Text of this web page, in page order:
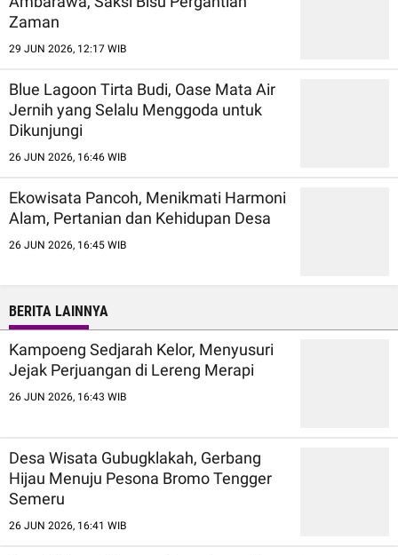
Zaman
29 JUN 2026, 12:17 WIB
Blue Lagoon Tirta Budi, Oase Mata Air
Jernih yang Selalu Menggoda untuk
Dikunjungi
26 JUN 2026, 16:46 WIB
Ekowisata Pancoh, Menikmati Harmoni
Alam, Pertanian dan Kehidupan Desa
26 JUN 2026, 16:45 WIB
BERITA LAINNYA
Kampoeng Sedjarah Kelor, Menyusuri
Jejak Perjuangan di Lereng Merapi
26 JUN 2026, 16:43 WIB
Desa Wisata Gubugklakah, Gerbang
Hijau Menuju Pesona Bromo Tengger
Semeru
26 JUN 2026, 16:41 WIB